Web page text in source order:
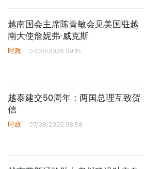
越南国会主席陈青敏会见美国驻越
南大使詹妮弗·威克斯
时政 07/08/2026 09:15
越泰建交50周年：两国总理互致贺
信
时政 07/08/2026 08:58